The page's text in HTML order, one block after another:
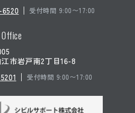
受付時間 9:00〜17:00
市岩戸南2丁目16-8
受付時間 9:00〜17:00